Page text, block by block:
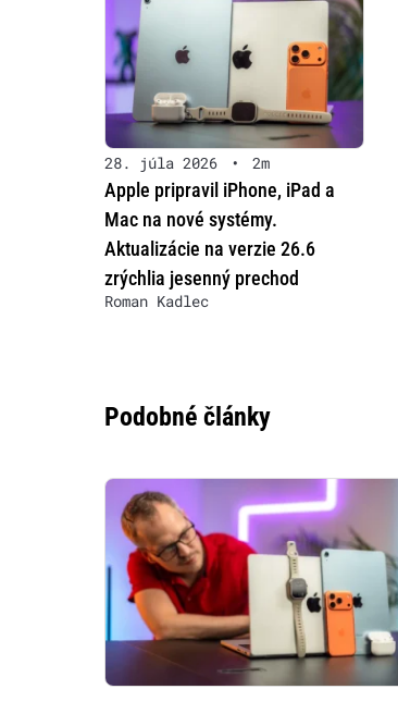
28. júla 2026 • 2m
Apple pripravil iPhone, iPad a
Mac na nové systémy.
Aktualizácie na verzie 26.6
zrýchlia jesenný prechod
Roman Kadlec
Podobné články